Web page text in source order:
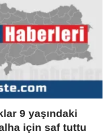
9 yaşındaki
için saf tuttu